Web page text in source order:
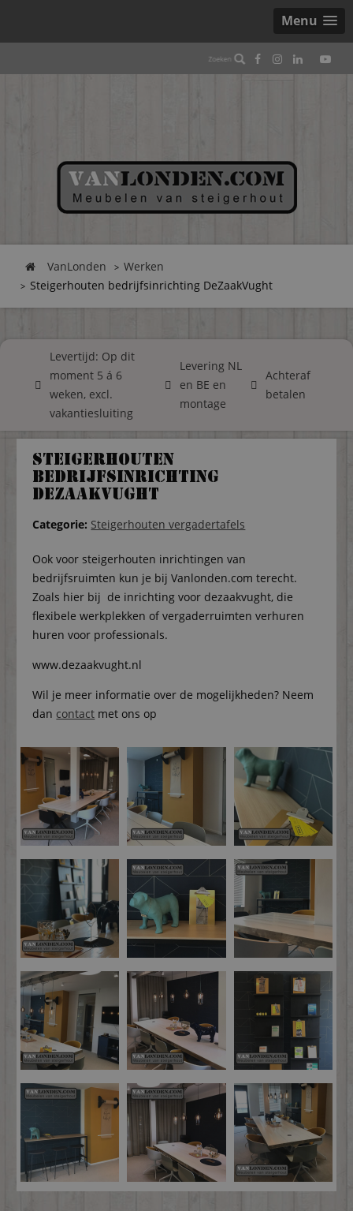
Menu
VanLonden
Werken
Steigerhouten bedrijfsinrichting DeZaakVught
Levertijd: Op dit
moment 5 á 6
weken, excl.
vakantiesluiting
Levering NL
en BE en
montage
Achteraf
betalen
Steigerhouten
bedrijfsinrichting
DeZaakVught
Categorie: Steigerhouten vergadertafels
Ook voor steigerhouten inrichtingen van
bedrijfsruimten kun je bij Vanlonden.com terecht.
Zoals hier bij de inrichting voor dezaakvught, die
flexibele werkplekken of vergaderruimten verhuren
huren voor professionals.
www.dezaakvught.nl
Wil je meer informatie over de mogelijkheden? Neem
dan contact met ons op